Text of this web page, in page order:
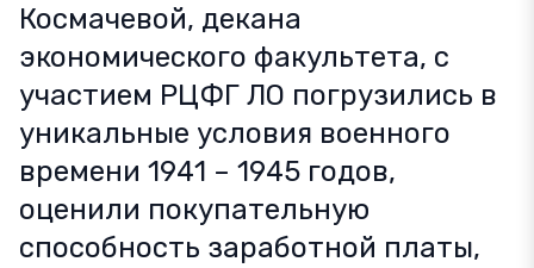
Космачевой, декана
экономического факультета, с
участием РЦФГ ЛО погрузились в
уникальные условия военного
времени 1941 – 1945 годов,
оценили покупательную
способность заработной платы,